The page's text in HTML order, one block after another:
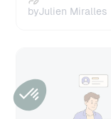
byJulien Miralles